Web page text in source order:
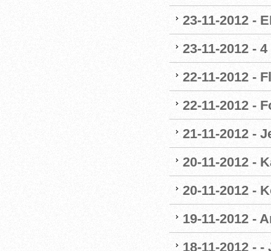
23-11-2012 -
23-11-2012 -
22-11-2012 -
22-11-2012 -
21-11-2012 -
20-11-2012 -
20-11-2012 -
19-11-2012 -
18-11-2012 -